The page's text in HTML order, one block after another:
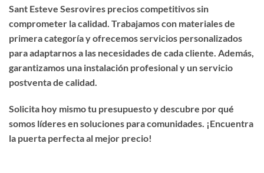
Sant Esteve Sesrovires precios competitivossin
comprometer la calidad. Trabajamos con materiales de
primera categoría y ofrecemos servicios personalizados
para adaptarnos a las necesidades de cada cliente. Además,
garantizamos una instalación profesional y un servicio
postventa de calidad.
Solicita hoy mismo tu presupuesto y descubre por qué
somos líderes en soluciones para comunidades. ¡Encuentra
la puerta perfecta al mejor precio!